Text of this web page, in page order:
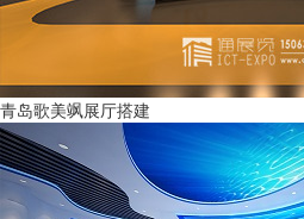
青岛歌美飒展厅搭建